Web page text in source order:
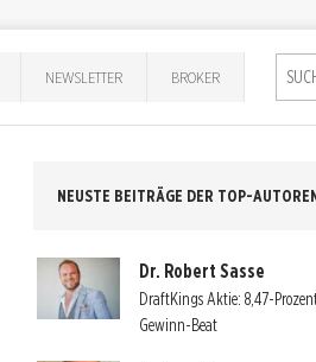
NEWSLETTER BROKER
NEUSTE BEITRÄGE DER TOP-
Dr. Robert Sasse
DraftKings Aktie: 8,47-
Gewinn-Beat